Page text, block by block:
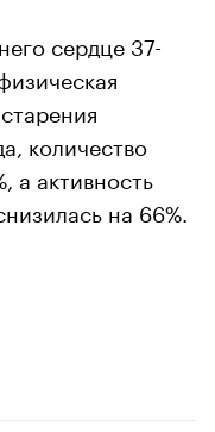
сердце 37-
количество
а активность
на 66%.